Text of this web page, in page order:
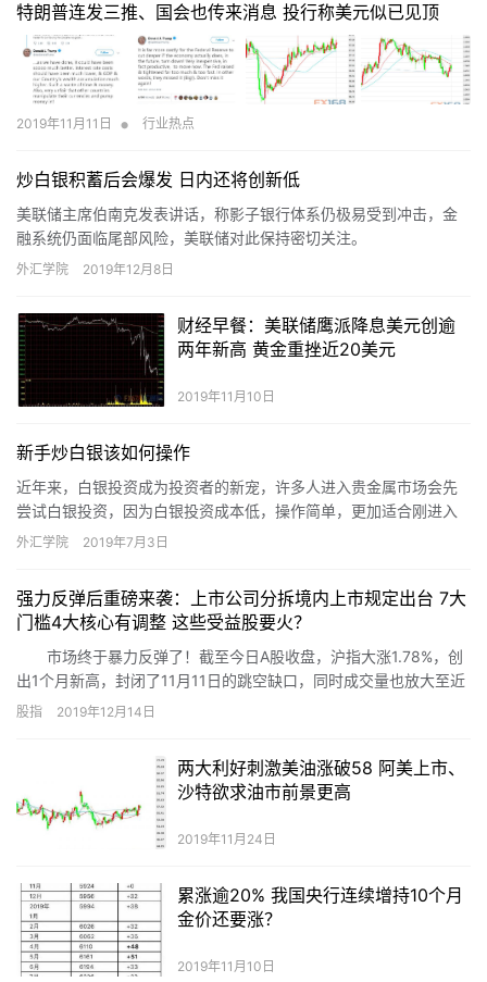
特朗普连发三推、国会也传来消息 投行称美元似已见顶
2019年11月11日 • 行业热点
炒白银积蓄后会爆发 日内还将创新低
美联储主席伯南克发表讲话，称影子银行体系仍极易受到冲击，金
融系统仍面临尾部风险，美联储对此保持密切关注。
外汇学院 2019年12月8日
财经早餐：美联储鹰派降息美元创逾
两年新高 黄金重挫近20美元
2019年11月10日
新手炒白银该如何操作
近年来，白银投资成为投资者的新宠，许多人进入贵金属市场会先
尝试白银投资，因为白银投资成本低，操作简单，更加适合刚进入
贵金属市场的新人。但是，进入白银投资市场的人不是开个户就能
外汇学院 2019年7月3日
强力反弹后重磅来袭：上市公司分拆境内上市规定出台 7大
门槛4大核心有调整 这些受益股要火？
市场终于暴力反弹了！截至今日A股收盘，沪指大涨1.78%，创
出1个月新高，封闭了11月11日的跳空缺口，同时成交量也放大至近
3个月新高，强势尽显。
股指 2019年12月14日
两大利好刺激美油涨破58 阿美上市、
沙特欲求油市前景更高
2019年11月24日
累涨逾20% 我国央行连续增持10个月
金价还要涨？
2019年11月10日